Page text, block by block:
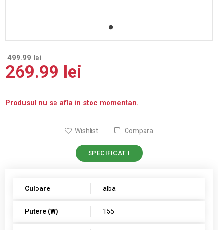
499.99 lei
269.99 lei
Produsul nu se afla in stoc momentan.
Wishlist Compara
SPECIFICATII
Culoare alba
Putere (W) 155